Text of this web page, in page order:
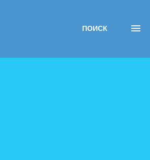
ПОИСК